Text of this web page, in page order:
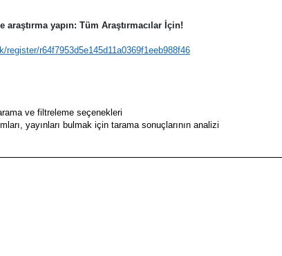
yapın: Tüm Araştırmacılar İçin!
r64f7953d5e145d11a0369f1eeb988f46
ve filtreleme seçenekleri
yayınları bulmak için tarama sonuçlarının analizi